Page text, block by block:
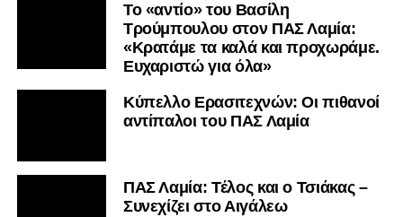
Το «αντίο» του Βασίλη
Τρούμπουλου στον ΠΑΣ Λαμία:
«Κρατάμε τα καλά και προχωράμε.
Ευχαριστώ για όλα»
Κύπελλο Ερασιτεχνών: Οι πιθανοί
αντίπαλοι του ΠΑΣ Λαμία
ΠΑΣ Λαμία: Τέλος και ο Τσιάκας –
Συνεχίζει στο Αιγάλεω